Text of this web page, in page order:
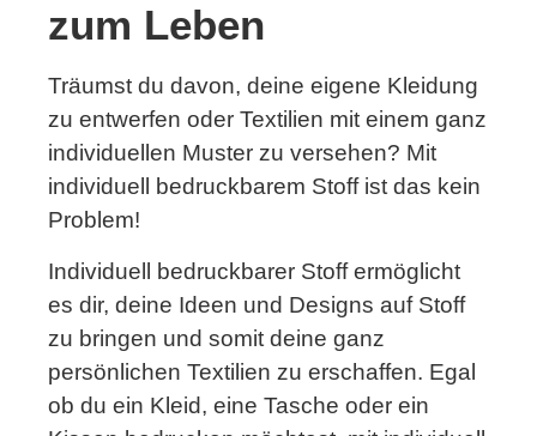
zum Leben
Träumst du davon, deine eigene Kleidung
zu entwerfen oder Textilien mit einem ganz
individuellen Muster zu versehen? Mit
individuell bedruckbarem Stoff ist das kein
Problem!
Individuell bedruckbarer Stoff ermöglicht
es dir, deine Ideen und Designs auf Stoff
zu bringen und somit deine ganz
persönlichen Textilien zu erschaffen. Egal
ob du ein Kleid, eine Tasche oder ein